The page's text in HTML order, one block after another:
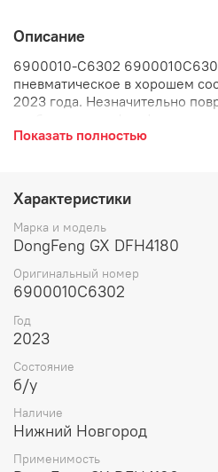
Описание
6900010-C6302
пневматическое в хорошем
2023 года. Незначительно
правое пневматическое
с подогревом и вентиляцией
Показать полностью
Характеристики
Марка и модель
DongFeng GX DFH4180
Оригинальный номер
6900010C6302
Год
2023
Состояние
б/у
Наличие
Нижний Новгород
Применимость